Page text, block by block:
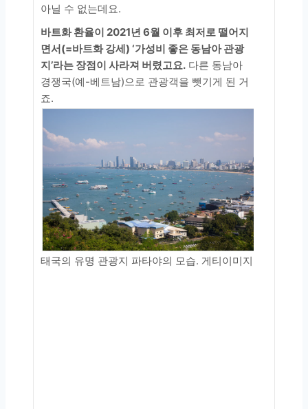
아닐 수 없는데요.
바트화 환율이 2021년 6월 이후 최저로 떨어지
면서(=바트화 강세) ‘가성비 좋은 동남아 관광
지’라는 장점이 사라져 버렸고요. 다른 동남아
경쟁국(예-베트남)으로 관광객을 뺏기게 된 거
죠.
태국의 유명 관광지 파타야의 모습. 게티이미지